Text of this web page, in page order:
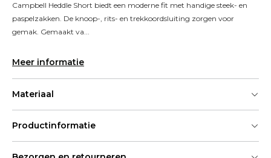
Campbell Heddle Short biedt een moderne fit met handige steek- en
paspelzakken. De knoop-, rits- en trekkoordsluiting zorgen voor
gemak. Gemaakt va...
Meer informatie
Materiaal
Productinformatie